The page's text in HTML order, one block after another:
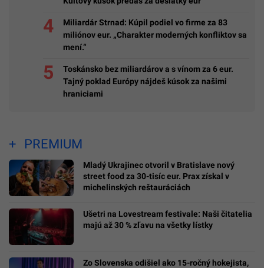
Miliardár Strnad: Kúpil podiel vo firme za 83
miliónov eur. „Charakter moderných konfliktov sa
mení.“
Toskánsko bez miliardárov a s vínom za 6 eur.
Tajný poklad Európy nájdeš kúsok za našimi
hraniciami
PREMIUM
Mladý Ukrajinec otvoril v Bratislave nový
street food za 30-tisíc eur. Prax získal v
michelinských reštauráciách
Ušetri na Lovestream festivale: Naši čitatelia
majú až 30 % zľavu na všetky lístky
Zo Slovenska odišiel ako 15-ročný hokejista,